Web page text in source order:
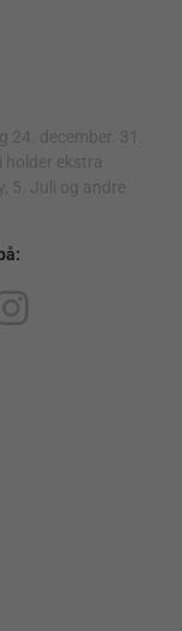
24. december. 31.
holder ekstra
5. Juli og andre
I